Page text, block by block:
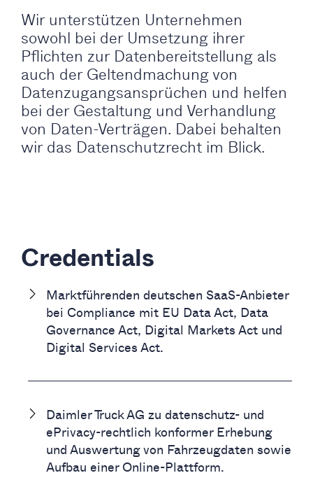
Credentials
Marktführenden deutschen SaaS-Anbieter
bei Compliance mit EU Data Act, Data
Governance Act, Digital Markets Act und
Digital Services Act.
Daimler Truck AG zu datenschutz- und
ePrivacy-rechtlich konformer Erhebung
und Auswertung von Fahrzeugdaten sowie
Aufbau einer Online-Plattform.
Wir unterstützen Unternehmen
sowohl bei der Umsetzung ihrer
Pflichten zur Datenbereitstellung als
auch der Geltendmachung von
Datenzugangsansprüchen und helfen
bei der Gestaltung und Verhandlung
von Daten-Verträgen. Dabei behalten
wir das Datenschutzrecht im Blick.